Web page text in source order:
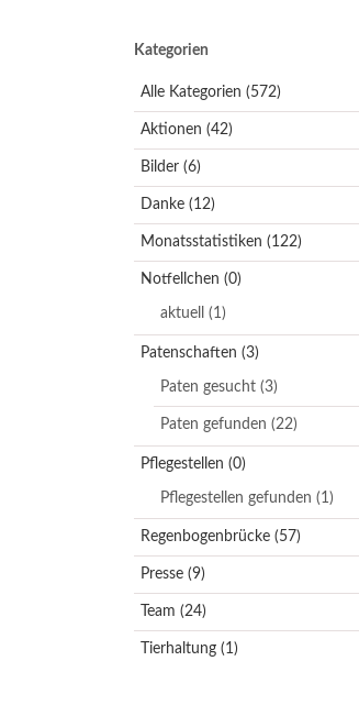
Kategorien
Alle Kategorien (572)
Aktionen (42)
Bilder (6)
Danke (12)
Monatsstatistiken (122)
Notfellchen (0)
aktuell (1)
Patenschaften (3)
Paten gesucht (3)
Paten gefunden (22)
Pflegestellen (0)
Pflegestellen gefunden (1)
Regenbogenbrücke (57)
Presse (9)
Team (24)
Tierhaltung (1)